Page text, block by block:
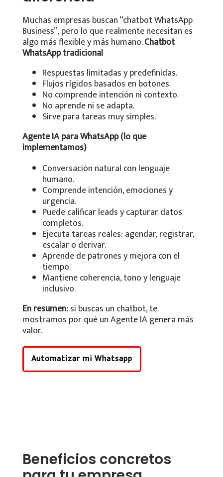
Muchas empresas buscan “chatbot WhatsApp
Business”, pero lo que realmente necesitan es
algo más flexible y más humano.Chatbot
WhatsApp tradicional
Respuestas limitadas y predefinidas.
Flujos rígidos basados en botones.
No comprende intención ni contexto.
No aprende ni se adapta.
Sirve para tareas muy simples.
Agente IA para WhatsApp (lo que
implementamos)
Conversación natural con lenguaje
humano.
Comprende intención, emociones y
urgencia.
Puede calificar leads y capturar datos
completos.
Ejecuta tareas reales: agendar, registrar,
escalar o derivar.
Aprende de patrones y mejora con el
tiempo.
Mantiene coherencia, tono y lenguaje
inclusivo.
En resumen:si buscas un chatbot, te
mostramos por qué un Agente IA genera más
valor.
Automatizar mi Whatsapp
Beneficios concretos